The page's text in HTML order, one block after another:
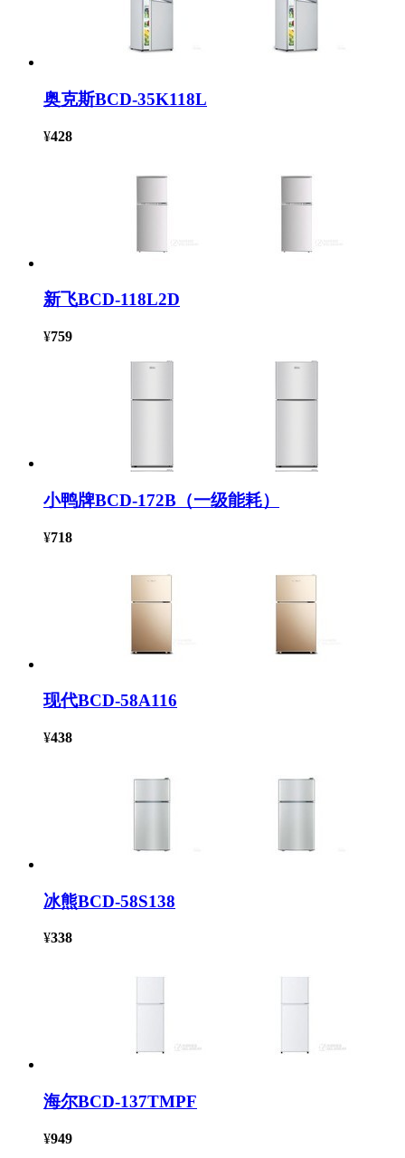
奥克斯BCD-35K118L
¥428
新飞BCD-118L2D
¥759
小鸭牌BCD-172B（一级能耗）
¥718
现代BCD-58A116
¥438
冰熊BCD-58S138
¥338
海尔BCD-137TMPF
¥949